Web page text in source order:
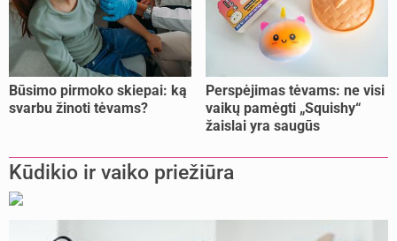
Būsimo pirmoko skiepai: ką
svarbu žinoti tėvams?
Perspėjimas tėvams: ne visi
vaikų pamėgti „Squishy“
žaislai yra saugūs
Kūdikio ir vaiko priežiūra